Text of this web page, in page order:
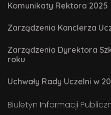
Komunikaty Rektora 2025
Zarządzenia Kanclerza
Zarządzenia Dyrektora
roku
Uchwały Rady Uczelni w
Biuletyn Informacji